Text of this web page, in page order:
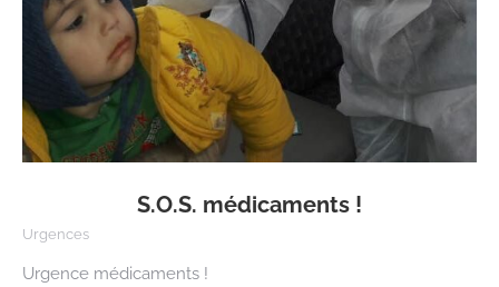
S.O.S. médicaments !
Urgences
Urgence médicaments !